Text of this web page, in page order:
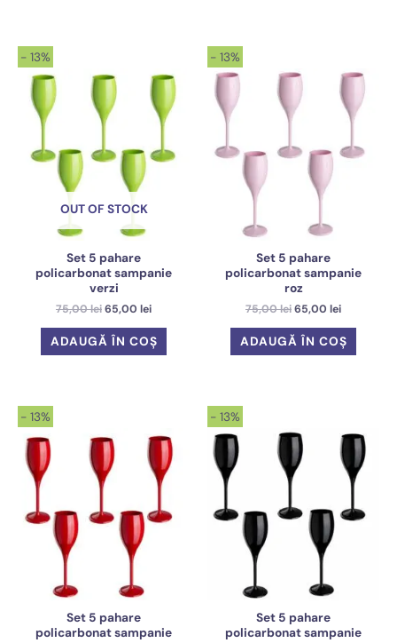
- 13%
OUT OF STOCK
Set 5 pahare
policarbonat sampanie
verzi
75,00leiPrețul
a
65,00 leiPrețul
este:
65,00 lei.
ADAUGĂ ÎN COȘ
- 13%
Set 5 pahare
policarbonat sampanie
roz
75,00leiPrețul
a
65,00 leiPrețul
este:
65,00 lei.
ADAUGĂ ÎN COȘ
- 13%
Set 5 pahare
policarbonat sampanie
- 13%
Set 5 pahare
policarbonat sampanie